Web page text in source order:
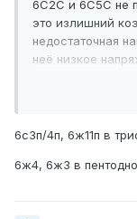
6С2С и 6С5С не
это излишний
недостаточная
неё низкое
наверно 35
рассматривать?
около 270-275В.
6c3п/4п, 6ж11п в
6ж4, 6ж3 в